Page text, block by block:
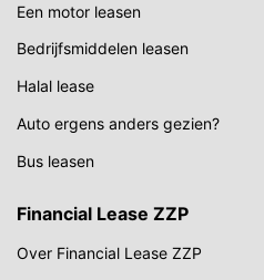
Een motor leasen
Bedrijfsmiddelen leasen
Halal lease
Auto ergens anders gezien?
Bus leasen
Financial Lease ZZP
Over Financial Lease ZZP